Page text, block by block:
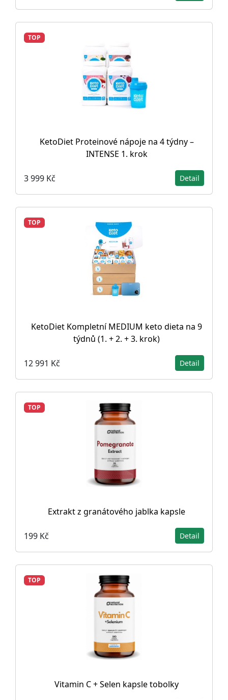
TOP
KetoDiet Proteinové nápoje na 4 týdny –
INTENSE 1. krok
3 999 Kč Detail
TOP
KetoDiet Kompletní MEDIUM keto dieta na 9
týdnů (1. + 2. + 3. krok)
12 991 Kč Detail
TOP
Extrakt z granátového jablka kapsle
199 Kč Detail
TOP
Vitamin C + Selen kapsle tobolky